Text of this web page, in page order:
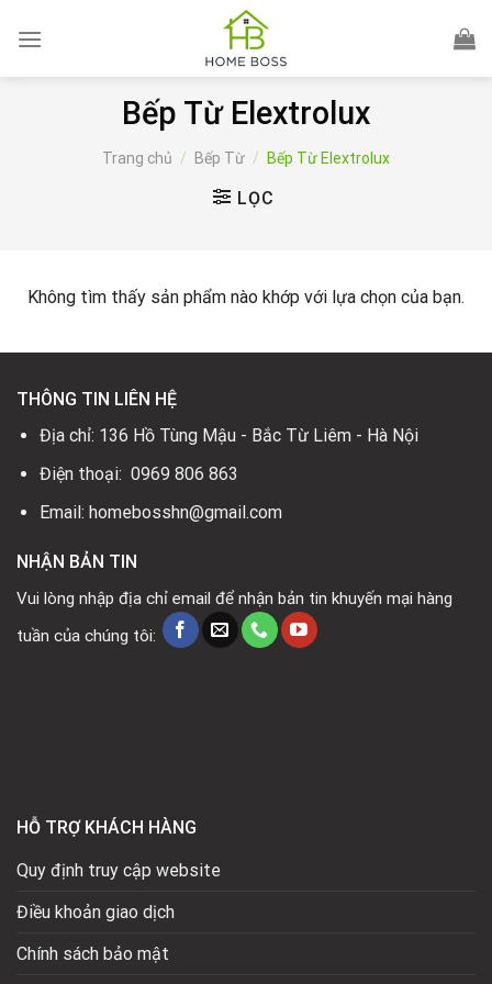
Bếp Từ Elextrolux
Trang chủ / Bếp Từ / Bếp Từ Elextrolux
LỌC
Không tìm thấy sản phẩm nào khớp với lựa chọn của bạn.
THÔNG TIN LIÊN HỆ
Địa chỉ: 136 Hồ Tùng Mậu - Bắc Từ Liêm - Hà Nội
Điện thoại: 0969 806 863
Email: homebosshn@gmail.com
NHẬN BẢN TIN
Vui lòng nhập địa chỉ email để nhận bản tin khuyến mại hàng
tuần của chúng tôi:
HỖ TRỢ KHÁCH HÀNG
Quy định truy cập website
Điều khoản giao dịch
Chính sách bảo mật